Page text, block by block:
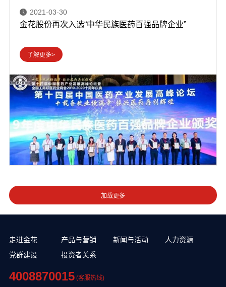
2021-03-30
金花股份再次入选“中华民族医药百强品牌企业”
走进金花 产品与营销 新闻与活动
人力资源
党群建设
投资者关系
4008870015 (客服热线)